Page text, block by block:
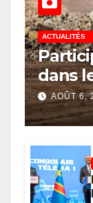
ACTUALITÉS
dans
AOÛT 6,